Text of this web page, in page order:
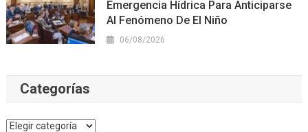
Emergencia Hídrica Para Anticiparse
Al Fenómeno De El Niño
06/08/2026
Categorías
Categorías